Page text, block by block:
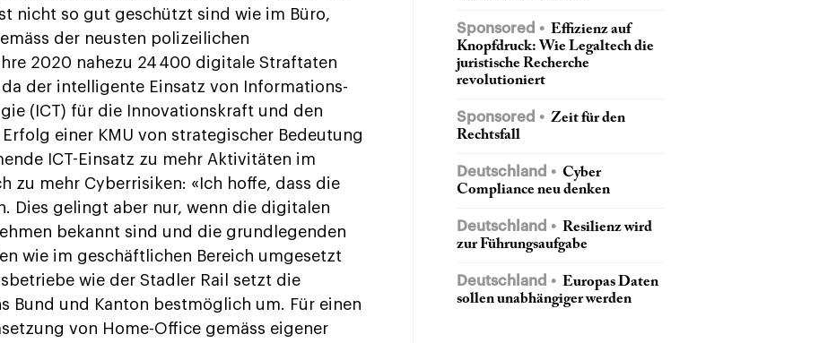
nicht so gut geschützt sind wie im Büro,
der neusten polizeilichen
2020 nahezu 24 400 digitale Straftaten
der intelligente Einsatz von Informations-
(ICT) für die Innovationskraft und den
einer KMU von strategischer Bedeutung
ICT-Einsatz zu mehr Aktivitäten im
zu mehr Cyberrisiken: «Ich hoffe, dass die
Dies gelingt aber nur, wenn die digitalen
bekannt sind und die grundlegenden
wie im geschäftlichen Bereich umgesetzt
wie der Stadler Rail setzt die
Bund und Kanton bestmöglich um. Für einen
von Home-Office gemäss eigener
Sponsored
Effizienz auf
Knopfdruck: Wie Legaltech die
juristische Recherche
revolutioniert
Sponsored
Zeit für den
Rechtsfall
Deutschland
Cyber
Compliance neu denken
Deutschland
Resilienz wird
zur Führungsaufgabe
Deutschland
Europas Daten
sollen unabhängiger werden